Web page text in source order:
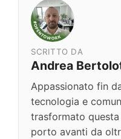
SCRITTO DA
Andrea
Appassionato fin
tecnologia e
trasformato
porto avanti da